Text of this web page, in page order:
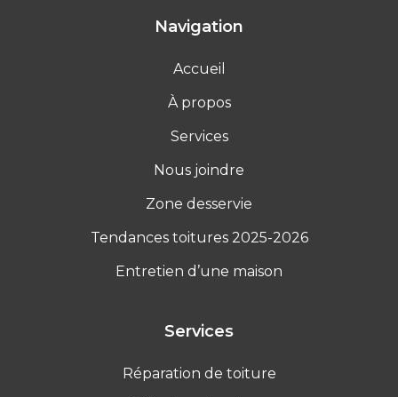
Navigation
Accueil
À propos
Services
Nous joindre
Zone desservie
Tendances toitures 2025-2026
Entretien d’une maison
Services
Réparation de toiture